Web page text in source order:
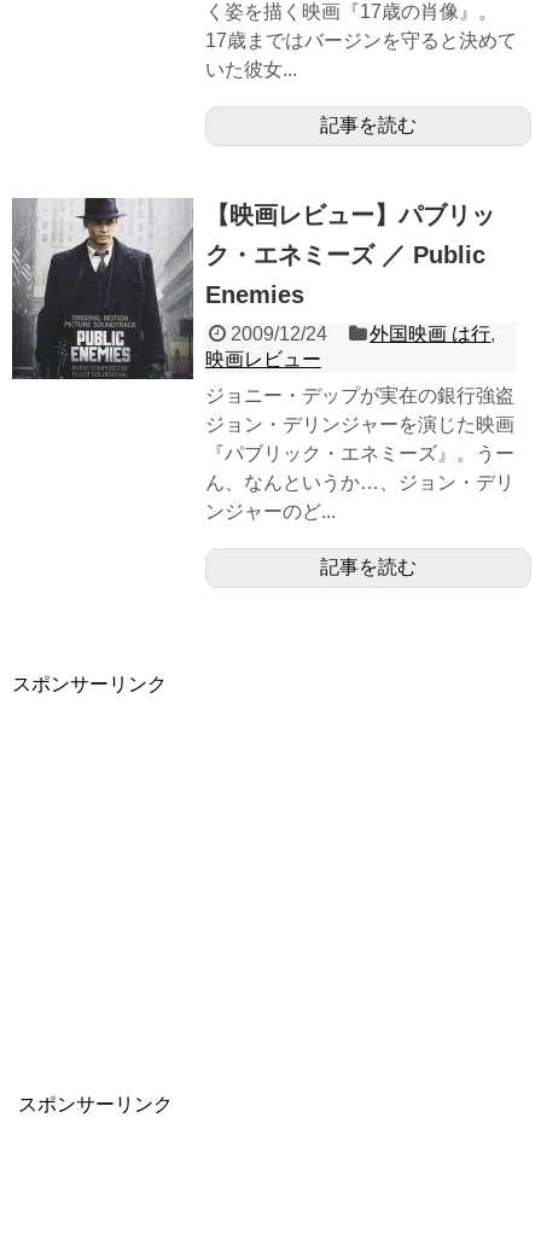
く姿を描く映画『17歳の肖像』。
17歳まではバージンを守ると決めて
いた彼女...
記事を読む
【映画レビュー】パブリッ
ク・エネミーズ ／ Public
Enemies
2009/12/24 外国映画 は行,
映画レビュー
ジョニー・デップが実在の銀行強盗
ジョン・デリンジャーを演じた映画
『パブリック・エネミーズ』。うー
ん、なんというか…、ジョン・デリ
ンジャーのど...
記事を読む
スポンサーリンク
スポンサーリンク